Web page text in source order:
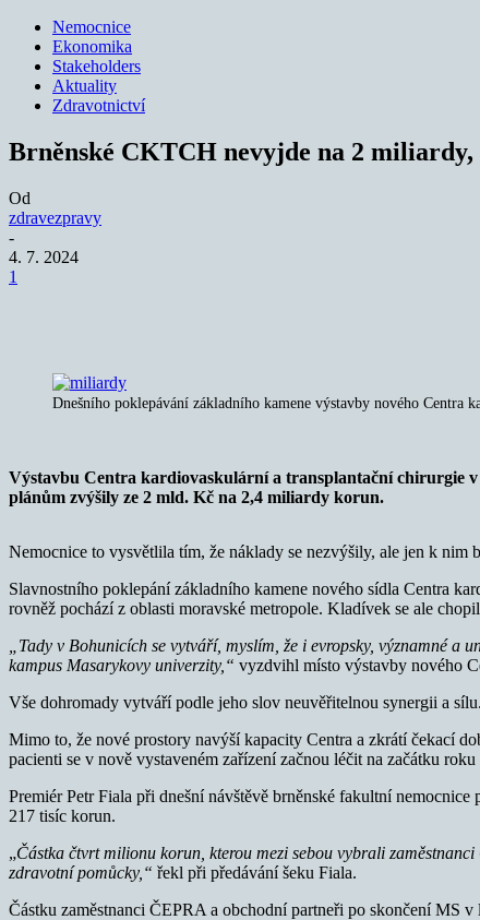
Nemocnice
Ekonomika
Stakeholders
Aktuality
Zdravotnictví
Brněnské CKTCH nevyjde na 2
Od
zdravezpravy
-
4. 7. 2024
1
Dnešního poklepávání základního kamene výstavby nového
Výstavbu Centra kardiovaskulární a transplantační chirurgie
plánům zvýšily ze 2 mld. Kč na 2,4 miliardy korun.
Nemocnice to vysvětlila tím, že náklady se nezvýšily, ale jen k
Slavnostního poklepání základního kamene nového sídla Centra
rovněž pochází z oblasti moravské metropole. Kladívek se ale
„Tady v Bohunicích se vytváří, myslím, že i evropsky, významné
kampus Masarykovy univerzity,“ vyzdvihl místo výstavby nového
Vše dohromady vytváří podle jeho slov neuvěřitelnou synergii a
Mimo to, že nové prostory navýší kapacity Centra a zkrátí čekací
pacienti se v nově vystaveném zařízení začnou léčit na začátku
Premiér Petr Fiala při dnešní návštěvě brněnské fakultní
217 tisíc korun.
„Částka čtvrt milionu korun, kterou mezi sebou vybrali
zdravotní pomůcky,“ řekl při předávání šeku Fiala.
Částku zaměstnanci ČEPRA a obchodní partneři po skončení MS